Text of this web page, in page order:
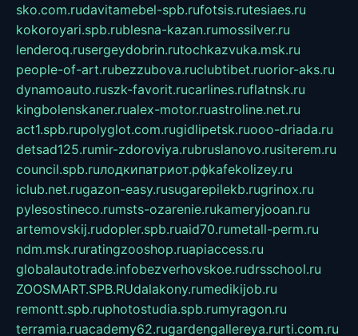
sko.com.rudavitamebel-spb.rufotsis.rutesiaes.ru
kokoroyari.spb.rublesna-kazan.rumossilver.ru
lenderoq.rusergeydobrin.rutochkazvuka.msk.ru
people-of-art.rubezzubova.ruclubtibet.ruorior-aks.ru
dynamoauto.ruszk-favorit.rucarlines.ruflatnsk.ru
kingbolenskaner.rualex-motor.ruastroline.net.ru
act1.spb.rupolyglot.com.rugidlipetsk.ruooo-driada.ru
detsad125.rumir-zdoroviya.rubruslanovo.rusiterem.ru
council.spb.ruлодкипатриот.рфkafekolizey.ru
iclub.net.rugazon-easy.rusugarepilekb.rugrinox.ru
pylesostineco.rumsts-ozarenie.rukameryjooan.ru
artemovskij.rudopler.spb.ruaid70.rumetall-perm.ru
ndm.msk.ruratingzooshop.ruapiaccess.ru
globalautotrade.infobezverhovskoe.rudrsschool.ru
ZOOSMART.SPB.RUdalakony.rumedikijob.ru
remontt.spb.ruphotostudia.spb.rumyragon.ru
terramia.ruacademy62.rugardengallereya.rurti.com.ru